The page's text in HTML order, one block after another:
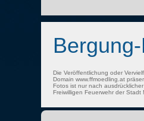
Die Veröffentlichung oder
Domain www.ffmoedling.at
Fotos ist nur nach
Freiwilligen Feuerwehr der Stadt